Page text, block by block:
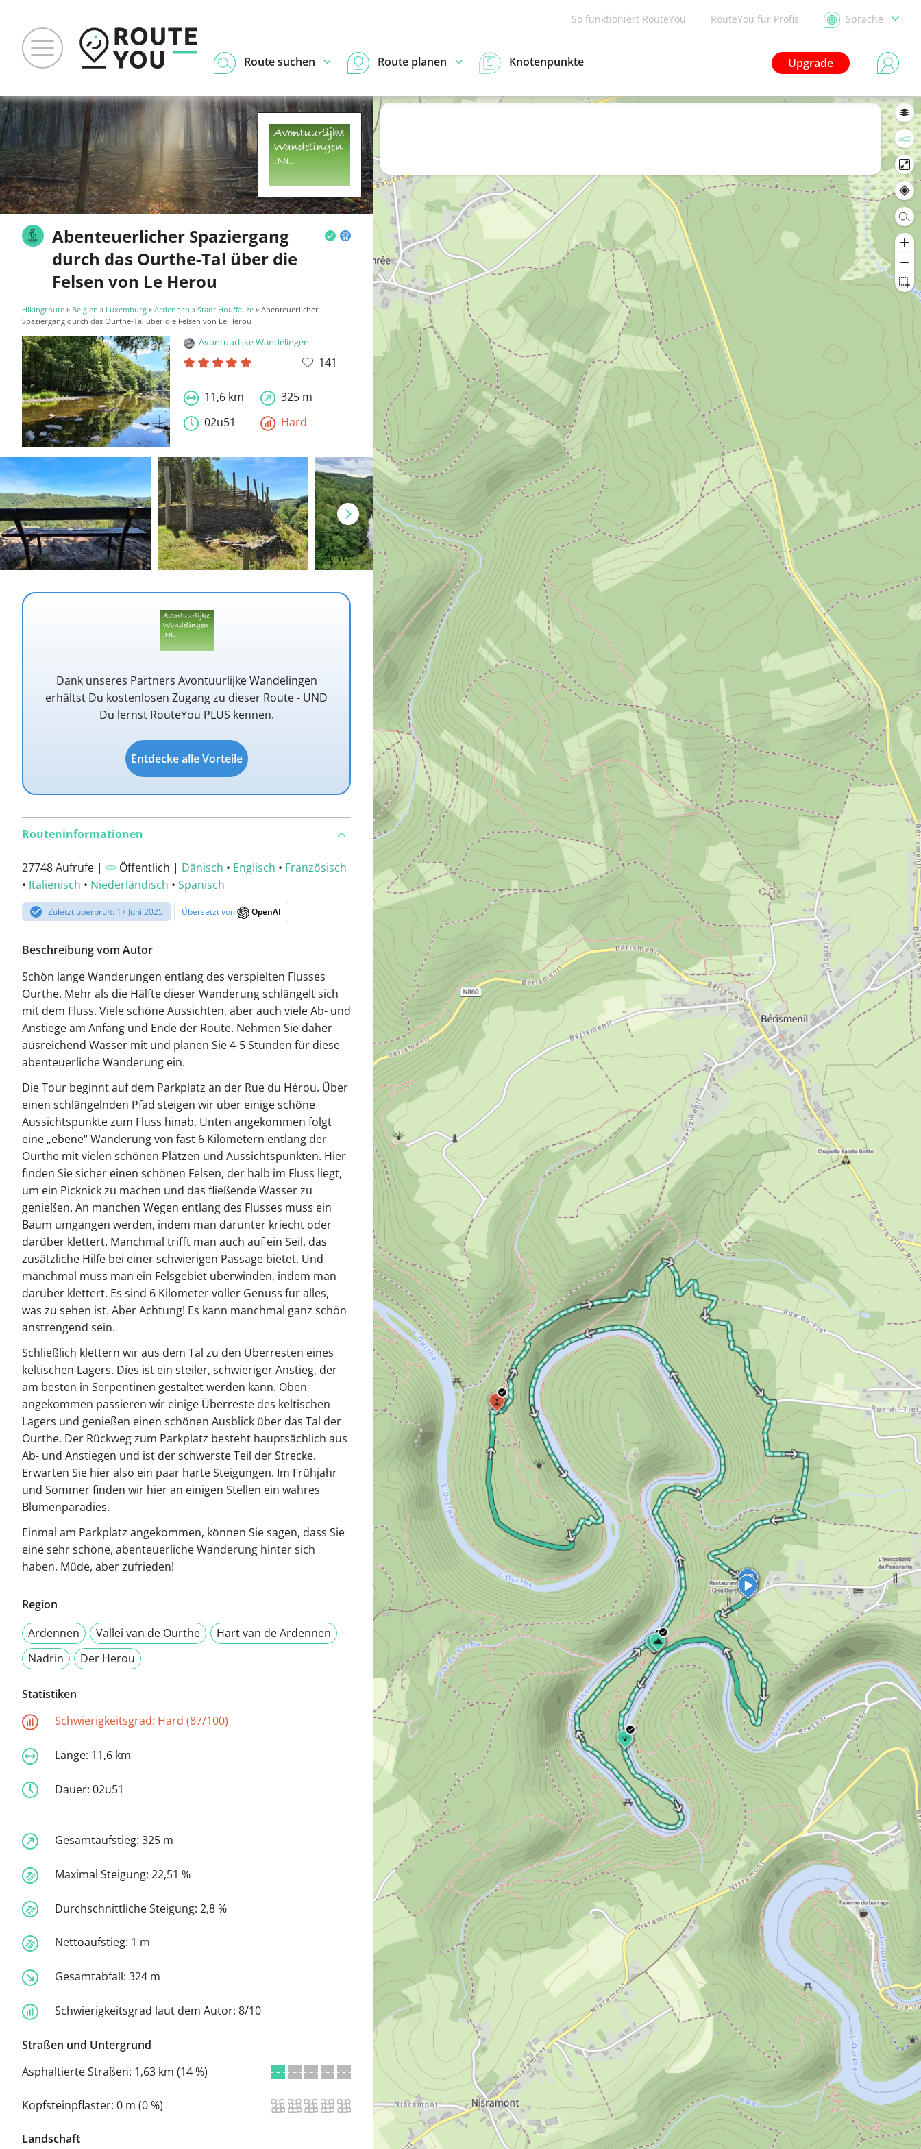
So funktioniert RouteYou RouteYou für Profis Sprache
Upgrade
Route suchen Route planen Knotenpunkte
Abenteuerlicher Spaziergang
durch das Ourthe-Tal über die
Felsen von Le Herou
Hikingroute » Belgien » Luxemburg » Ardennen » Stadt Houffalize » Abenteuerlicher
Spaziergang durch das Ourthe-Tal über die Felsen von Le Herou
Avontuurlijke Wandelingen
141
11,6 km
325 m
02u51
Hard
Dank unseres Partners Avontuurlijke Wandelingen
erhältst Du kostenlosen Zugang zu dieser Route - UND
Du lernst RouteYou PLUS kennen.
Entdecke alle Vorteile
Routeninformationen
27748 Aufrufe | Öffentlich | Dänisch • Englisch • Französisch
• Italienisch • Niederländisch • Spanisch
Zuletzt überprüft: 17 Juni 2025 Übersetzt von OpenAI
Beschreibung vom Autor
Schön lange Wanderungen entlang des verspielten Flusses
Ourthe. Mehr als die Hälfte dieser Wanderung schlängelt sich
mit dem Fluss. Viele schöne Aussichten, aber auch viele Ab- und
Anstiege am Anfang und Ende der Route. Nehmen Sie daher
ausreichend Wasser mit und planen Sie 4-5 Stunden für diese
abenteuerliche Wanderung ein.
Die Tour beginnt auf dem Parkplatz an der Rue du Hérou. Über
einen schlängelnden Pfad steigen wir über einige schöne
Aussichtspunkte zum Fluss hinab. Unten angekommen folgt
eine „ebene“ Wanderung von fast 6 Kilometern entlang der
Ourthe mit vielen schönen Plätzen und Aussichtspunkten. Hier
finden Sie sicher einen schönen Felsen, der halb im Fluss liegt,
um ein Picknick zu machen und das fließende Wasser zu
genießen. An manchen Wegen entlang des Flusses muss ein
Baum umgangen werden, indem man darunter kriecht oder
darüber klettert. Manchmal trifft man auch auf ein Seil, das
zusätzliche Hilfe bei einer schwierigen Passage bietet. Und
manchmal muss man ein Felsgebiet überwinden, indem man
darüber klettert. Es sind 6 Kilometer voller Genuss für alles,
was zu sehen ist. Aber Achtung! Es kann manchmal ganz schön
anstrengend sein.
Schließlich klettern wir aus dem Tal zu den Überresten eines
keltischen Lagers. Dies ist ein steiler, schwieriger Anstieg, der
am besten in Serpentinen gestaltet werden kann. Oben
angekommen passieren wir einige Überreste des keltischen
Lagers und genießen einen schönen Ausblick über das Tal der
Ourthe. Der Rückweg zum Parkplatz besteht hauptsächlich aus
Ab- und Anstiegen und ist der schwerste Teil der Strecke.
Erwarten Sie hier also ein paar harte Steigungen. Im Frühjahr
und Sommer finden wir hier an einigen Stellen ein wahres
Blumenparadies.
Einmal am Parkplatz angekommen, können Sie sagen, dass Sie
eine sehr schöne, abenteuerliche Wanderung hinter sich
haben. Müde, aber zufrieden!
Region
Ardennen
Vallei van de Ourthe
Hart van de Ardennen
Nadrin
Der Herou
Statistiken
Schwierigkeitsgrad: Hard (87/100)
Länge: 11,6 km
Dauer: 02u51
Gesamtaufstieg: 325 m
Maximal Steigung: 22,51 %
Durchschnittliche Steigung: 2,8 %
Nettoaufstieg: 1 m
Gesamtabfall: 324 m
Schwierigkeitsgrad laut dem Autor: 8/10
Straßen und Untergrund
Asphaltierte Straßen: 1,63 km (14 %)
Kopfsteinpflaster: 0 m (0 %)
Landschaft